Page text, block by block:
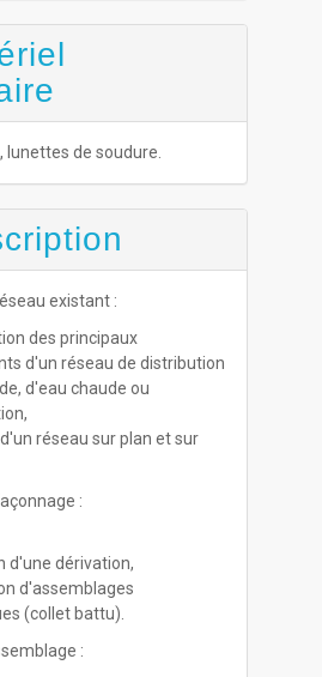
lunettes de soudure.
existant :
des principaux
d'un réseau de distribution
d'eau chaude ou
réseau sur plan et sur
:
d'une dérivation,
d'assemblages
(collet battu).
: